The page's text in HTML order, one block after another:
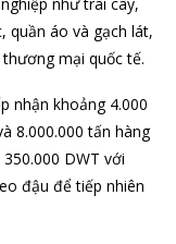
quần áo và gạch lát,
mại quốc tế.
nhận khoảng 4.000
8.000.000 tấn hàng
DWT với
đậu để tiếp nhiên